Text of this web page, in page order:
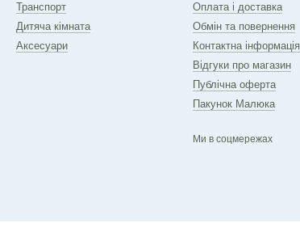
Транспорт
Дитяча кімната
Аксесуари
Оплата і доставка
Обмін та повернення
Контактна інформація
Відгуки про магазин
Публічна оферта
Пакунок Малюка
Ми в соцмережах